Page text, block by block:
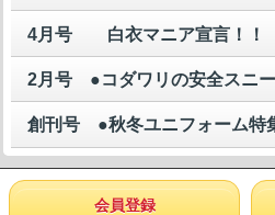
4月号 白衣マニア宣言！！
2月号 ●コダワリの安全スニ
創刊号 ●秋冬ユニフォーム特
会員登録